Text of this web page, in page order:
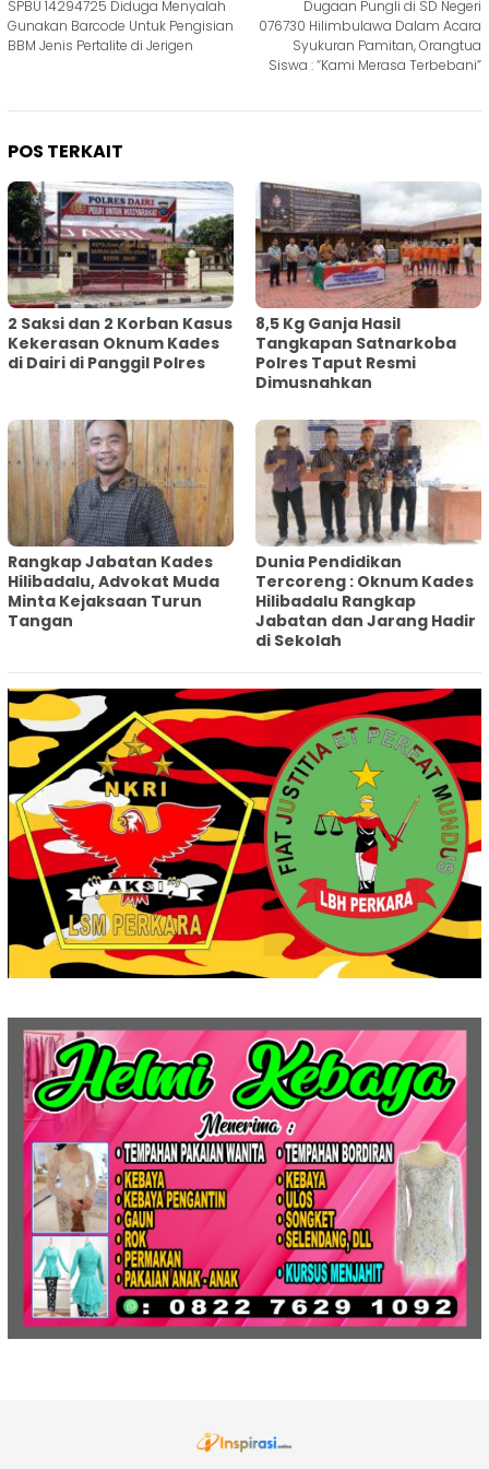
pos
SPBU 14294725 Diduga Menyalah
Gunakan Barcode Untuk Pengisian
BBM Jenis Pertalite di Jerigen
Dugaan Pungli di SD Negeri
076730 Hilimbulawa Dalam Acara
Syukuran Pamitan, Orangtua
Siswa : “Kami Merasa Terbebani”
POS TERKAIT
2 Saksi dan 2 Korban Kasus
Kekerasan Oknum Kades
di Dairi di Panggil Polres
8,5 Kg Ganja Hasil
Tangkapan Satnarkoba
Polres Taput Resmi
Dimusnahkan
Rangkap Jabatan Kades
Hilibadalu, Advokat Muda
Minta Kejaksaan Turun
Tangan
Dunia Pendidikan
Tercoreng : Oknum Kades
Hilibadalu Rangkap
Jabatan dan Jarang Hadir
di Sekolah